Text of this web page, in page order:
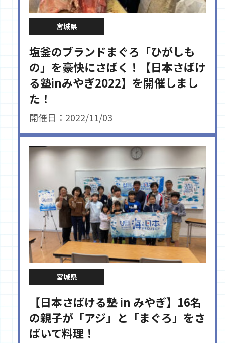
宮城県
塩釜のブランドまぐろ「ひがしも
の」を豪快にさばく！【日本さばけ
る塾inみやぎ2022】を開催しまし
た！
開催日：2022/11/03
宮城県
【日本さばける塾 in みやぎ】16名
の親子が「アジ」と「まぐろ」をさ
ばいて料理！